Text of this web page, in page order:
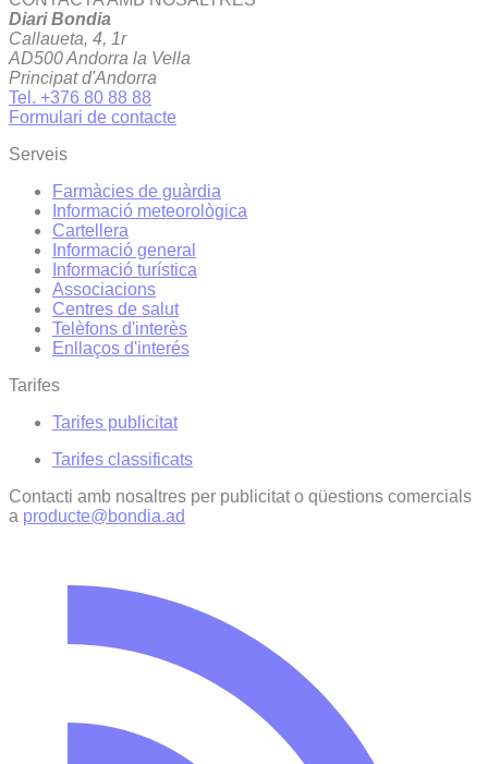
Diari Bondia
Callaueta, 4, 1r
AD500 Andorra la Vella
Principat d'Andorra
Tel. +376 80 88 88
Formulari de contacte
Serveis
Farmàcies de guàrdia
Informació meteorològica
Cartellera
Informació general
Informació turística
Associacions
Centres de salut
Telèfons d'interès
Enllaços d'interés
Tarifes
Tarifes publicitat
Tarifes classificats
Contacti amb nosaltres per publicitat o qüestions comercials
a producte@bondia.ad